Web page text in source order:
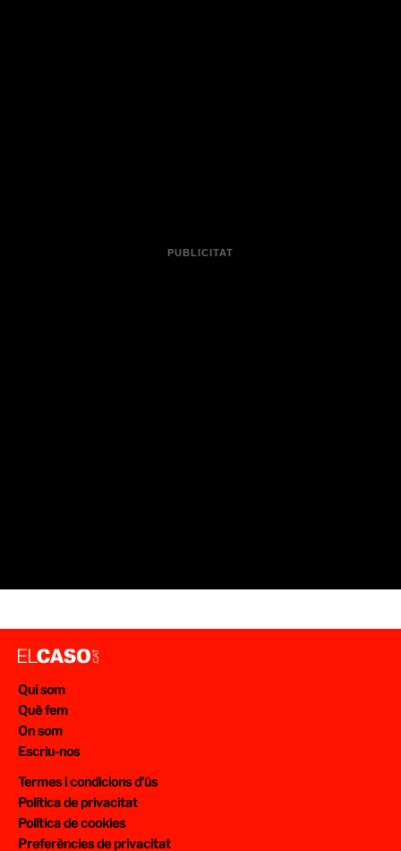
Qui som
Què fem
On som
Escriu-nos
Termes i condicions d’ús
Política de privacitat
Política de cookies
Preferències de privacitat